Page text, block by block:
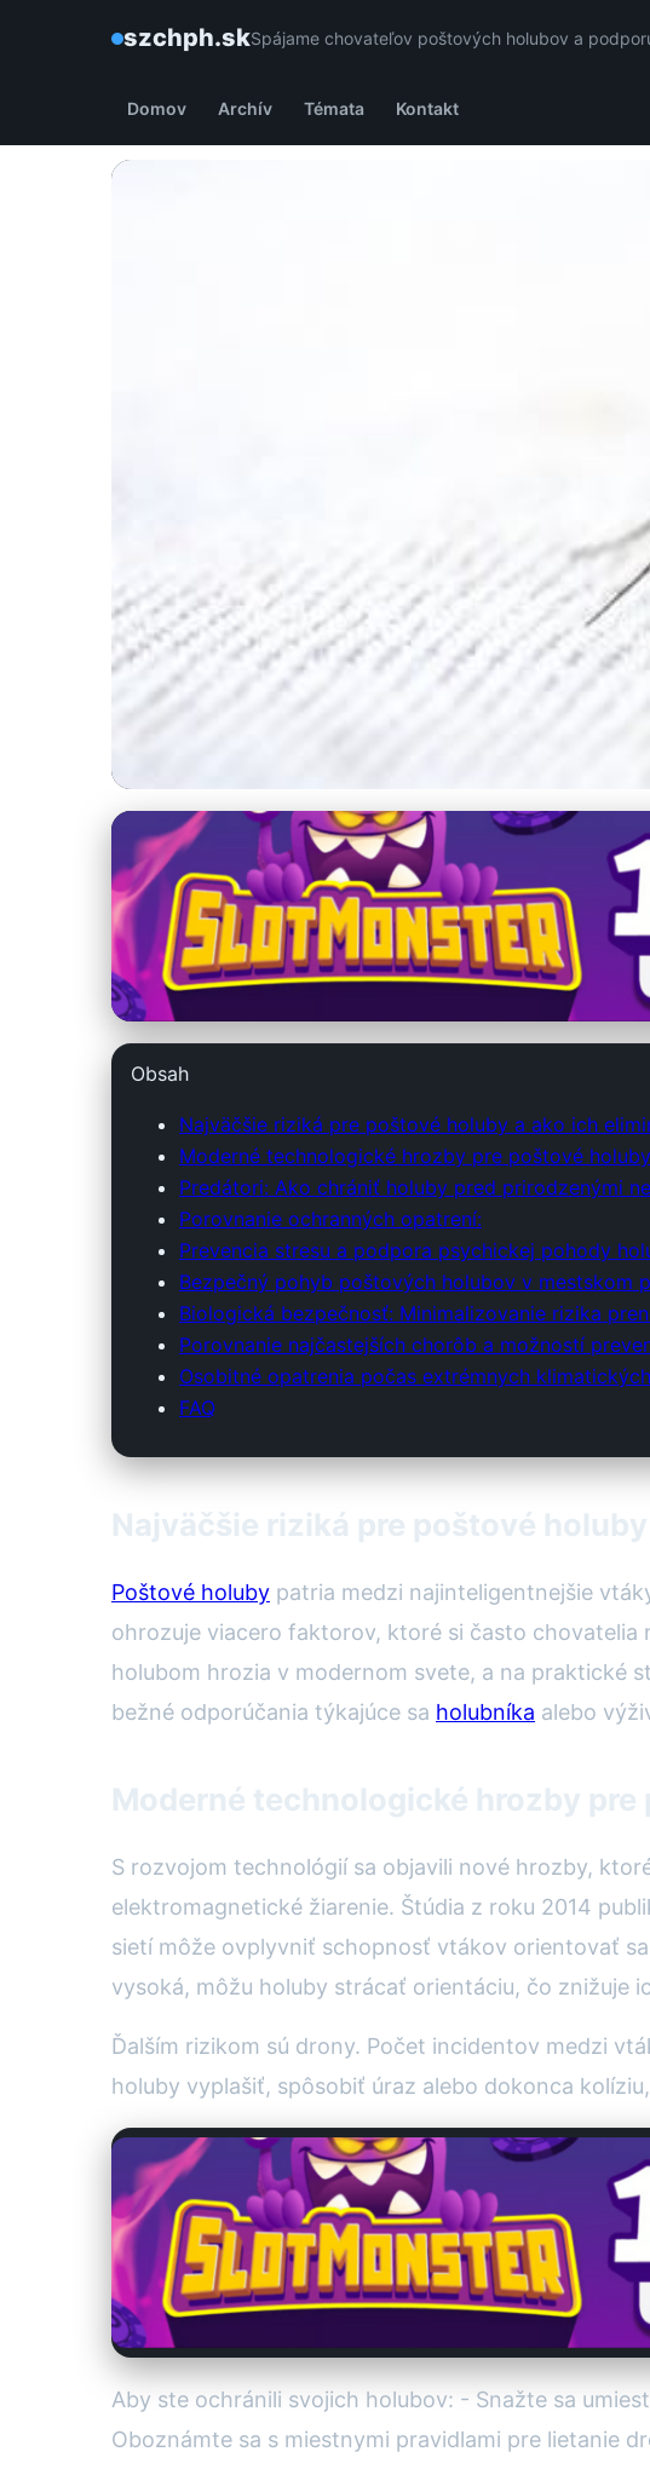
szchph.skSpájame chovateľov poštových holubov a
Domov Archív Témata Kontakt
szchph.sk
Ako chrániť poštové
chorobami
Obsah
Najväčšie riziká pre poštové holuby a ako ich
Moderné technologické hrozby pre poštové holuby
Predátori: Ako chrániť holuby pred prirodzenými
Porovnanie ochranných opatrení:
Prevencia stresu a podpora psychickej pohody
Bezpečný pohyb poštových holubov v mestskom
Biologická bezpečnosť: Minimalizovanie rizika
Porovnanie najčastejších chorôb a možností
Osobitné opatrenia počas extrémnych
FAQ
Najväčšie riziká pre poštové
Poštové holuby patria medzi najinteligentnejšie
ohrozuje viacero faktorov, ktoré si často
holubom hrozia v modernom svete, a na praktické
bežné odporúčania týkajúce sa holubníka alebo
Moderné technologické hrozby
S rozvojom technológií sa objavili nové hrozby,
elektromagnetické žiarenie. Štúdia z roku 2014
sietí môže ovplyvniť schopnosť vtákov orientovať
vysoká, môžu holuby strácať orientáciu, čo znižuje
Ďalším rizikom sú drony. Počet incidentov medzi
holuby vyplašiť, spôsobiť úraz alebo dokonca
Aby ste ochránili svojich holubov: - Snažte sa
Oboznámte sa s miestnymi pravidlami pre lietanie